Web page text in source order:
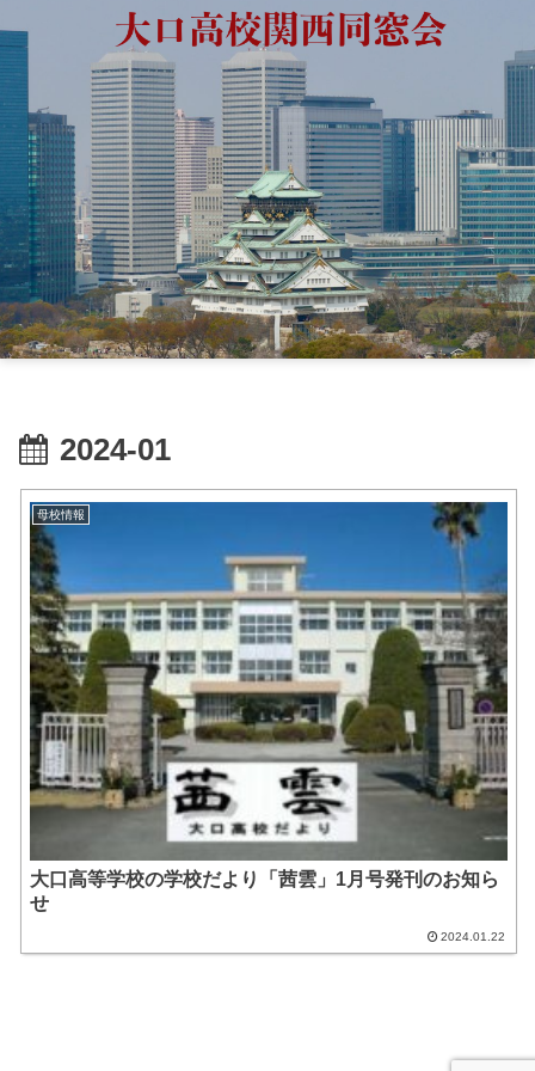
2024-01
母校情報
大口高等学校の学校だより「茜雲」1月号発刊のお知ら
せ
2024.01.22